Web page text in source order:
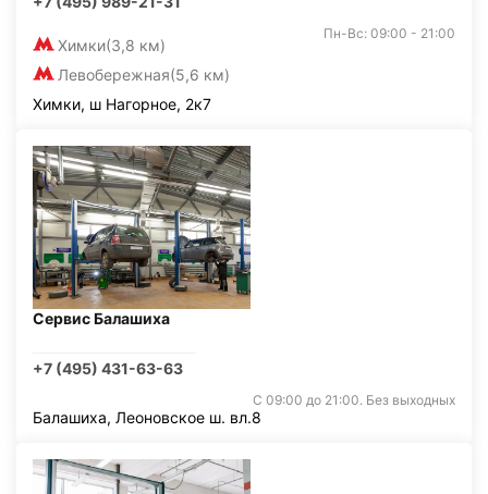
Химки(3,8 км)
Левобережная(5,6 км)
Пн-Вс: 09:00 - 21:00
Химки, ш Нагорное, 2к7
Сервис Балашиха
+7 (495) 431-63-63
С 09:00 до 21:00. Без выходных
Балашиха, Леоновское ш. вл.8